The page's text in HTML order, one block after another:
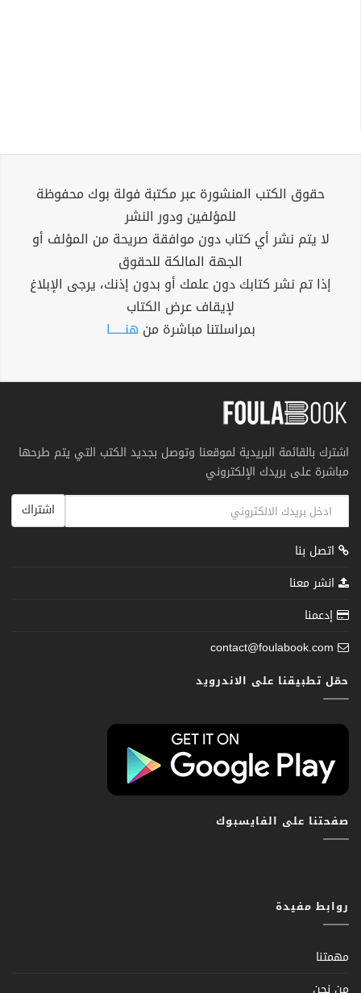
حقوق الكتب المنشورة عبر مكتبة فولة بوك محفوظة
للمؤلفين ودور النشر
لا يتم نشر أي كتاب دون موافقة صريحة من المؤلف أو
الجهة المالكة للحقوق
إذا تم نشر كتابك دون علمك أو بدون إذنك، يرجى الإبلاغ
لإيقاف عرض الكتاب
بمراسلتنا مباشرة من هنــــــا
اشترك بالقائمة البريدية لموقعنا وتوصل بجديد الكتب التي يتم طرحها
مباشرة على بريدك الإلكتروني
اشتراك
اتصل بنا
انشر معنا
إدعمنا
contact@foulabook.com
حمّل تطبيقنا على الاندرويد
صفحتنا على الفايسبوك
روابط مفيدة
مهمتنا